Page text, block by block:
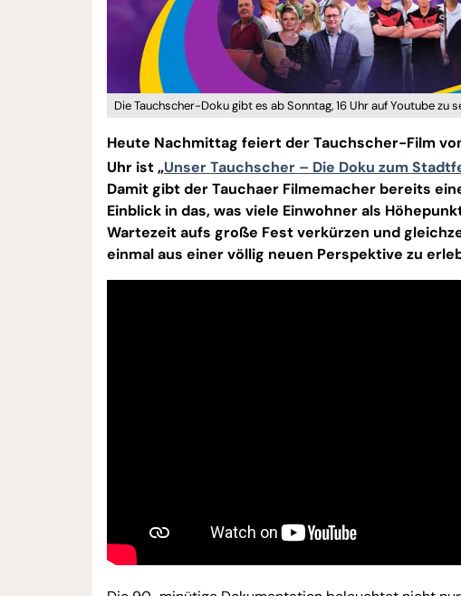
Die Tauchscher-Doku gibt es ab Sonntag, 16 Uhr auf Youtube zu
Heute Nachmittag feiert der Tauchscher-Film
Uhr ist „Unser Tauchscher – Die Doku zum
Damit gibt der Tauchaer Filmemacher bereits
Einblick in das, was viele Einwohner als
Wartezeit aufs große Fest verkürzen und
einmal aus einer völlig neuen Perspektive zu